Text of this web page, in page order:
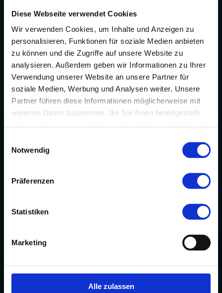
Diese Webseite verwendet Cookies
Wir verwenden Cookies, um Inhalte und Anzeigen zu
personalisieren, Funktionen für soziale Medien anbieten
zu können und die Zugriffe auf unsere Website zu
analysieren. Außerdem geben wir Informationen zu Ihrer
Verwendung unserer Website an unsere Partner für
soziale Medien, Werbung und Analysen weiter. Unsere
Partner führen diese Informationen möglicherweise mit
weiteren Daten zusammen, die Sie ihnen bereitgestellt
Notwendig
Präferenzen
Statistiken
Marketing
Alle zulassen